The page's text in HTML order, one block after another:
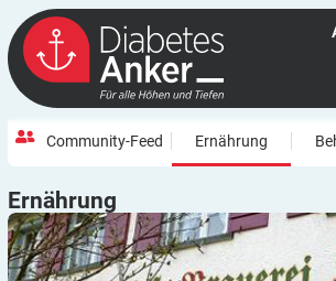
Community-Feed Ernährung
Ernährung
„Landgasthof Brauerei Keller“: Selbst
selbst wursten